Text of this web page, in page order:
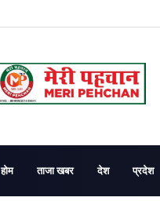
होम ताजा खबर देश प्रदेश